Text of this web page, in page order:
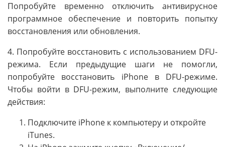
Попробуйте временно отключить антивирусное
программное обеспечение и повторить попытку
восстановления или обновления.
4. Попробуйте восстановить с использованием DFU-
режима. Если предыдущие шаги не помогли,
попробуйте восстановить iPhone в DFU-режиме.
Чтобы войти в DFU-режим, выполните следующие
действия:
Подключите iPhone к компьютеру и откройте
iTunes.